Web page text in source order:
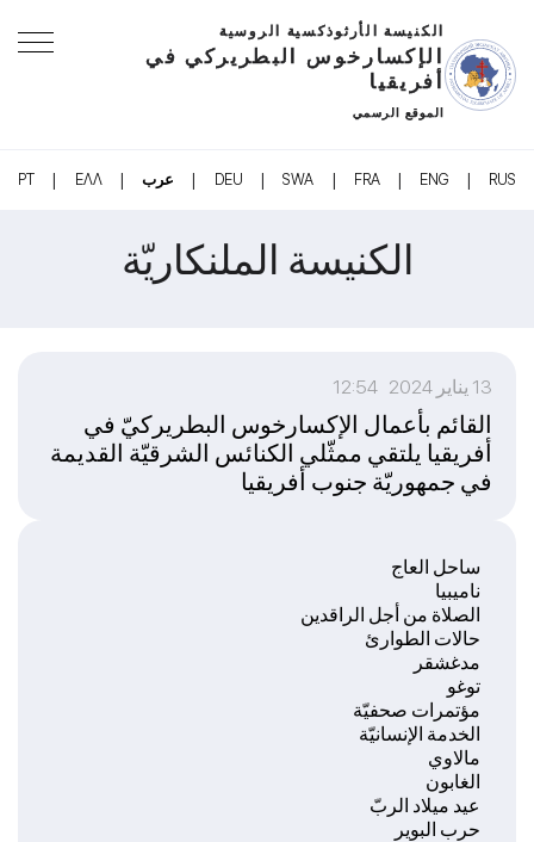
الكنيسة الأرثوذكسية الروسية
الإكسارخوس البطريركي في
أفريقيا
الموقع الرسمي
RUS
|
ENG
|
FRA
|
SWA
|
DEU
| عرب |
ΕΛΛ
|
PT
الكنيسة الملنكاريّة
ساحل العاج
ناميبيا
الصلاة من أجل الراقدين
حالات الطوارئ
مدغشقر
توغو
مؤتمرات صحفيّة
الخدمة الإنسانيّة
مالاوي
الغابون
عيد ميلاد الربّ
حرب البوير
13 يناير 2024 12:54
القائم بأعمال الإكسارخوس البطريركيّ في
أفريقيا يلتقي ممثّلي الكنائس الشرقيّة القديمة
في جمهوريّة جنوب أفريقيا